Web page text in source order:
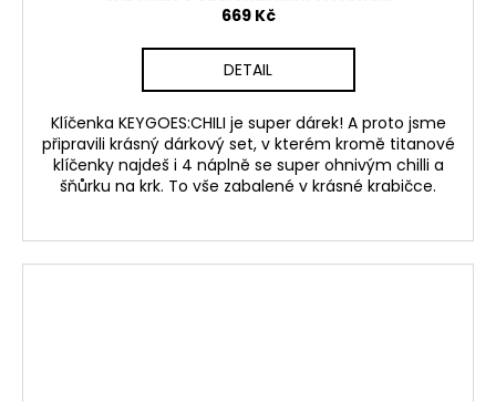
669 Kč
DETAIL
Klíčenka KEYGOES:CHILI je super dárek! A proto jsme
připravili krásný dárkový set, v kterém kromě titanové
klíčenky najdeš i 4 náplně se super ohnivým chilli a
šňůrku na krk. To vše zabalené v krásné krabičce.